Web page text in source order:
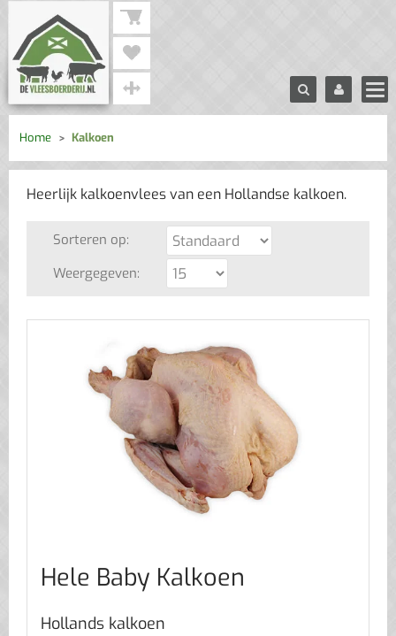
Home Kalkoen
Heerlijk kalkoenvlees van een Hollandse kalkoen.
Sorteren op:
Weergegeven:
Hele Baby Kalkoen
Hollands kalkoen